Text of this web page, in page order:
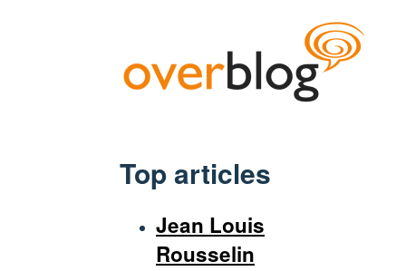
Top articles
Jean Louis
Rousselin